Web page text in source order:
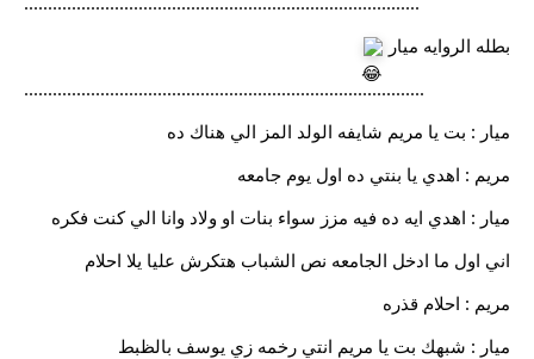
بطله الروايه ميار
....................................................................................
ميار : بت يا مريم شايفه الولد المز الي هناك ده
مريم : اهدي يا بنتي ده اول يوم جامعه
ميار : اهدي ايه ده فيه مزز سواء بنات او ولاد وانا الي كنت فكره
اني اول ما ادخل الجامعه نص الشباب هتكرش عليا يلا احلام
مريم : احلام قذره
ميار : شبهك بت يا مريم انتي رخمه زي يوسف بالظبط